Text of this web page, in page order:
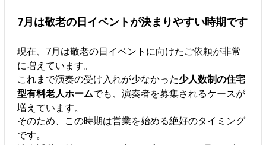
7月は敬老の日イベントが決まりやすい時期です
現在、7月は敬老の日イベントに向けたご依頼が非常
に増えています。
これまで演奏の受け入れが少なかった少人数制の住宅
型有料老人ホームでも、演奏者を募集されるケースが
増えています。
そのため、この時期は営業を始める絶好のタイミング
です。